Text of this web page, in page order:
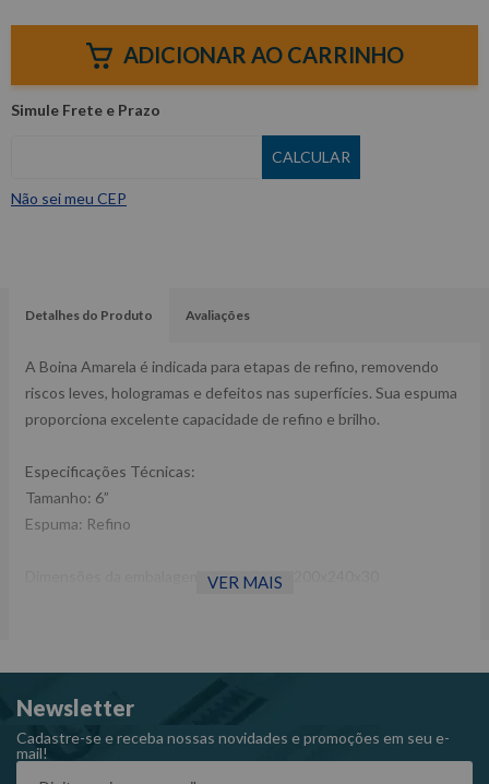
ADICIONAR AO CARRINHO
Não sei meu CEP
Detalhes do Produto Avaliações
A Boina Amarela é indicada para etapas de refino, removendo
riscos leves, hologramas e defeitos nas superfícies. Sua espuma
proporciona excelente capacidade de refino e brilho.
Especificações Técnicas:
Tamanho: 6”
Espuma: Refino
Dimensões da embalagem CxLxA (mm): 200x240x30
-Imagens meramente ilustrativas
-Todas as informações divulgadas são de responsabilidade do
Fabricante/Fornecedor.
VER MAIS
Newsletter
Cadastre-se e receba nossas novidades e promoções em seu e-
mail!